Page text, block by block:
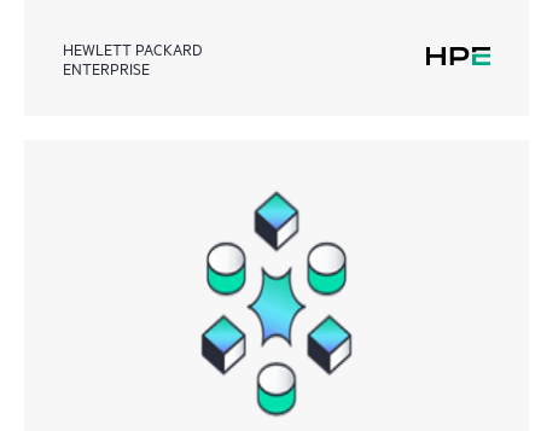
HEWLETT PACKARD
ENTERPRISE